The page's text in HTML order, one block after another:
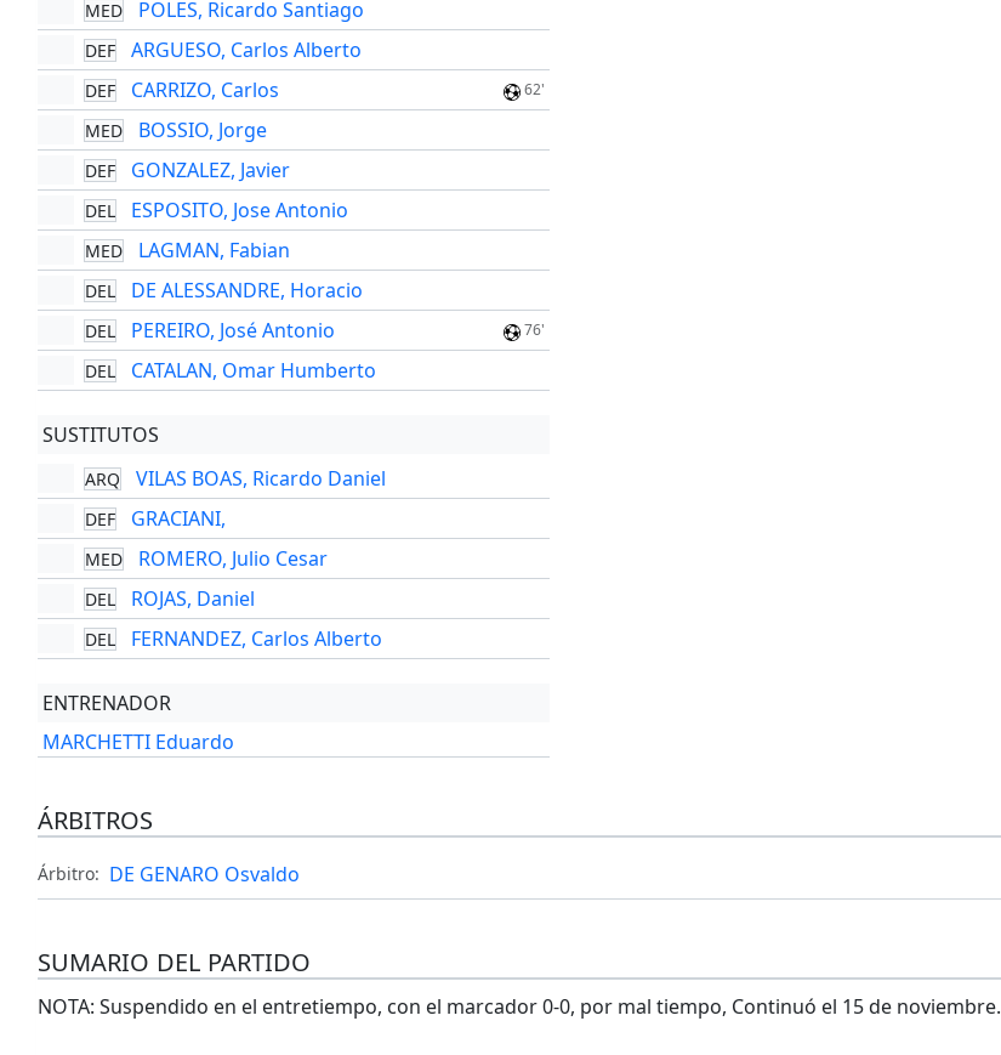
MED POLES, Ricardo Santiago
DEF ARGUESO, Carlos Alberto
DEF CARRIZO, Carlos 62'
MED BOSSIO, Jorge
DEF GONZALEZ, Javier
DEL ESPOSITO, Jose Antonio
MED LAGMAN, Fabian
DEL DE ALESSANDRE, Horacio
DEL PEREIRO, José Antonio 76'
DEL CATALAN, Omar Humberto
SUSTITUTOS
ARQ VILAS BOAS, Ricardo Daniel
DEF GRACIANI,
MED ROMERO, Julio Cesar
DEL ROJAS, Daniel
DEL FERNANDEZ, Carlos Alberto
ENTRENADOR
MARCHETTI Eduardo
ÁRBITROS
Árbitro: DE GENARO Osvaldo
SUMARIO DEL PARTIDO
NOTA: Suspendido en el entretiempo, con el marcador 0-0, por mal tiempo, Continuó el 15 de noviembre.